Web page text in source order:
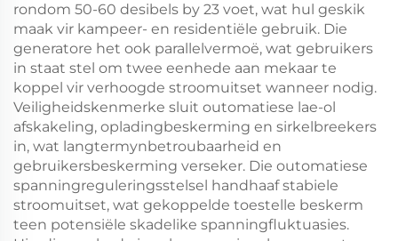
rondom 50-60 desibels by 23 voet, wat hul geskik
maak vir kampeer- en residentiële gebruik. Die
generatore het ook parallelvermoë, wat gebruikers
in staat stel om twee eenhede aan mekaar te
koppel vir verhoogde stroomuitset wanneer nodig.
Veiligheidskenmerke sluit outomatiese lae-ol
afskakeling, opladingbeskerming en sirkelbreekers
in, wat langtermynbetroubaarheid en
gebruikersbeskerming verseker. Die outomatiese
spanningreguleringsstelsel handhaaf stabiele
stroomuitset, wat gekoppelde toestelle beskerm
teen potensiële skadelike spanningfluktuasies.